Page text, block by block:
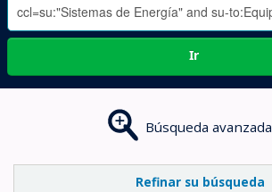
Ir
Búsqueda avanzada
Refinar su búsqueda